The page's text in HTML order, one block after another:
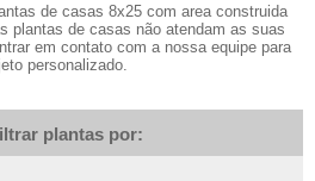
de casas 8x25 com area construida
plantas de casas não atendam as suas
em contato com a nossa equipe para
personalizado.
plantas por: